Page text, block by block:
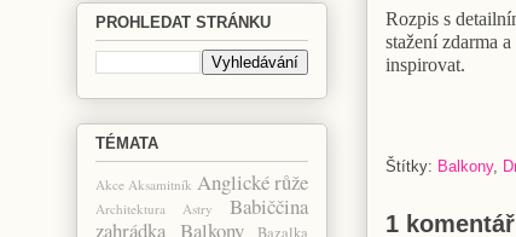
Rozpis s
stažení zdarma
inspirovat.
Štítky: Balkony,
1
PROHLEDAT STRÁNKU
TÉMATA
Akce Aksamitník Anglické růže
Architektura Astry
Babiččina
zahrádka Balkony